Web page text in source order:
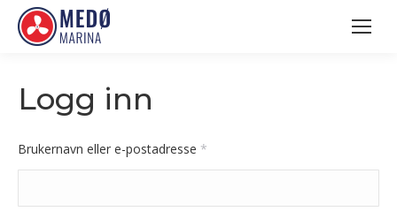
Logg inn
Brukernavn eller e-postadresse *